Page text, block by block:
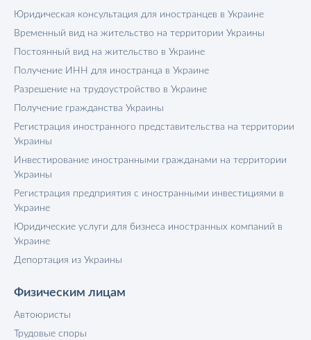
Юридическая консультация для иностранцев в Украине
Временный вид на жительство на территории Украины
Постоянный вид на жительство в Украине
Получение ИНН для иностранца в Украине
Разрешение на трудоустройство в Украине
Получение гражданства Украины
Регистрация иностранного представительства на территории
Украины
Инвестирование иностранными гражданами на территории
Украины
Регистрация предприятия с иностранными инвестициями в
Украине
Юридические услуги для бизнеса иностранных компаний в
Украине
Депортация из Украины
Физическим лицам
Автоюристы
Трудовые споры